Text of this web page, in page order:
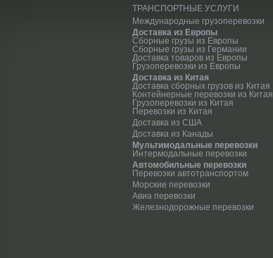
ТРАНСПОРТНЫЕ УСЛУГИ
Международные грузоперевозки
Доставка из Европы
Сборные грузы из Европы
Сборные грузы из Германии
Доставка товаров из Европы
Грузоперевозки из Европы
Доставка из Китая
Доставка сборных грузов из Китая
Контейнерные перевозки из Китая
Грузоперевозки из Китая
Перевозки из Китая
Доставка из США
Доставка из Канады
Мультимодальные перевозки
Интермодальные перевозки
Автомобильные перевозки
Перевозки автотранспортом
Морские перевозки
Авиа перевозки
Железнодорожные перевозки